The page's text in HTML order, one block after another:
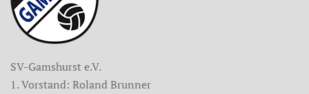
SV-Gamshurst e.V.
1. Vorstand: Roland Brunner